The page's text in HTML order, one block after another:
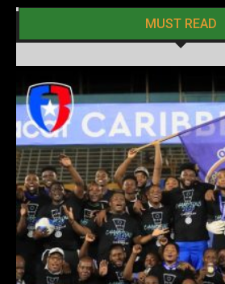
MUST READ